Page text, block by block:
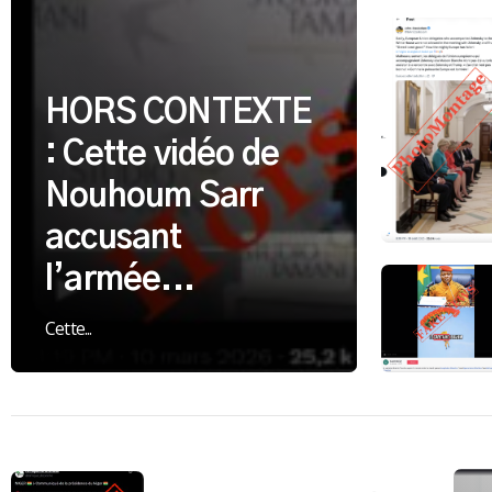
HORS CONTEXTE
: Cette vidéo de
Nouhoum Sarr
accusant
l’armée...
Cette...